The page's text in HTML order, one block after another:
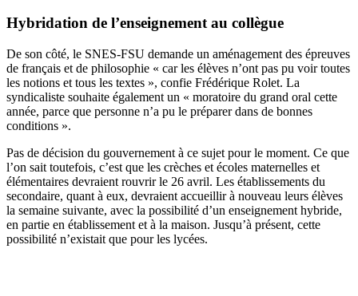
Hybridation de l’enseignement au collègue
De son côté, le SNES-FSU demande un aménagement des épreuves
de français et de philosophie « car les élèves n’ont pas pu voir toutes
les notions et tous les textes », confie Frédérique Rolet. La
syndicaliste souhaite également un « moratoire du grand oral cette
année, parce que personne n’a pu le préparer dans de bonnes
conditions ».
Pas de décision du gouvernement à ce sujet pour le moment. Ce que
l’on sait toutefois, c’est que les crèches et écoles maternelles et
élémentaires devraient rouvrir le 26 avril. Les établissements du
secondaire, quant à eux, devraient accueillir à nouveau leurs élèves
la semaine suivante, avec la possibilité d’un enseignement hybride,
en partie en établissement et à la maison. Jusqu’à présent, cette
possibilité n’existait que pour les lycées.